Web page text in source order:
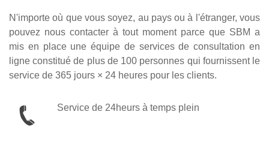
N'importe où que vous soyez, au pays ou à l'étranger, vous
pouvez nous contacter à tout moment parce que SBM a
mis en place une équipe de services de consultation en
ligne constitué de plus de 100 personnes qui fournissent le
service de 365 jours × 24 heures pour les clients.
Service de 24heurs à temps plein